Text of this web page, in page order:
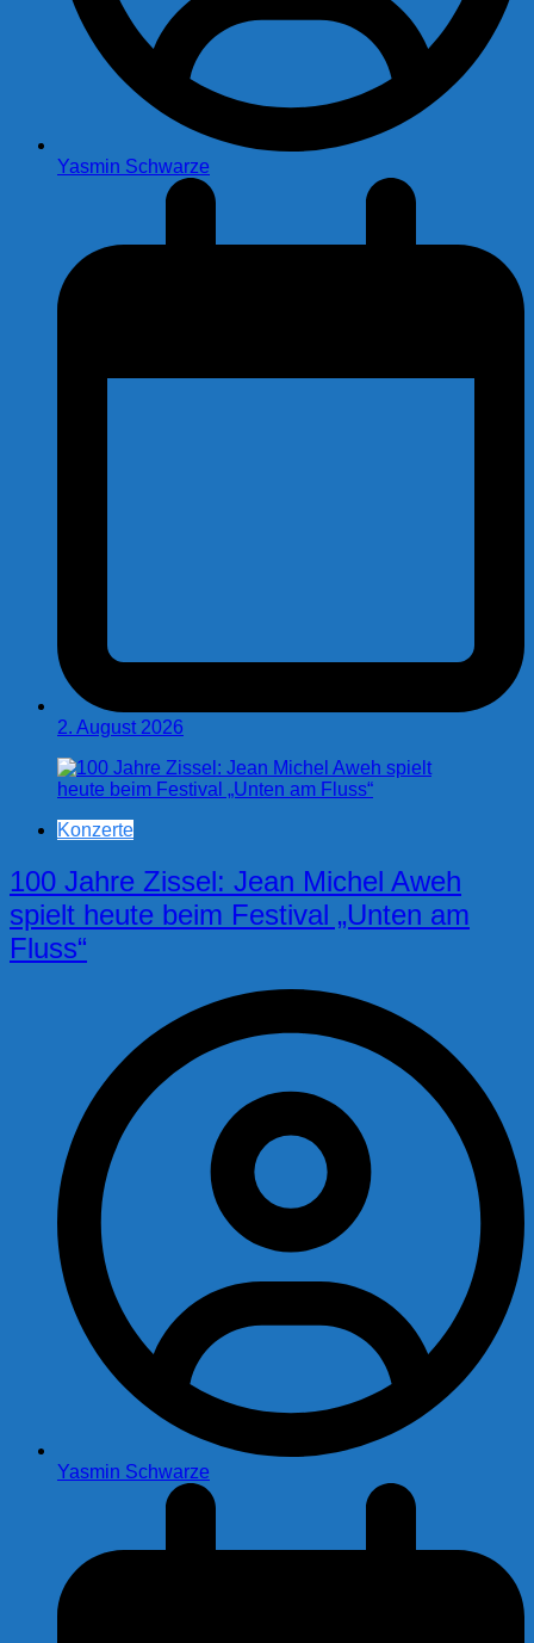
Yasmin Schwarze
2. August 2026
Konzerte
100 Jahre Zissel: Jean Michel Aweh
spielt heute beim Festival „Unten am
Fluss“
Yasmin Schwarze